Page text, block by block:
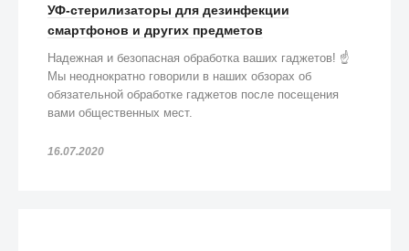
УФ-стерилизаторы для дезинфекции
смартфонов и других предметов
Надежная и безопасная обработка ваших гаджетов! ☝️
Мы неоднократно говорили в наших обзорах об
обязательной обработке гаджетов после посещения
вами общественных мест.
16.07.2020